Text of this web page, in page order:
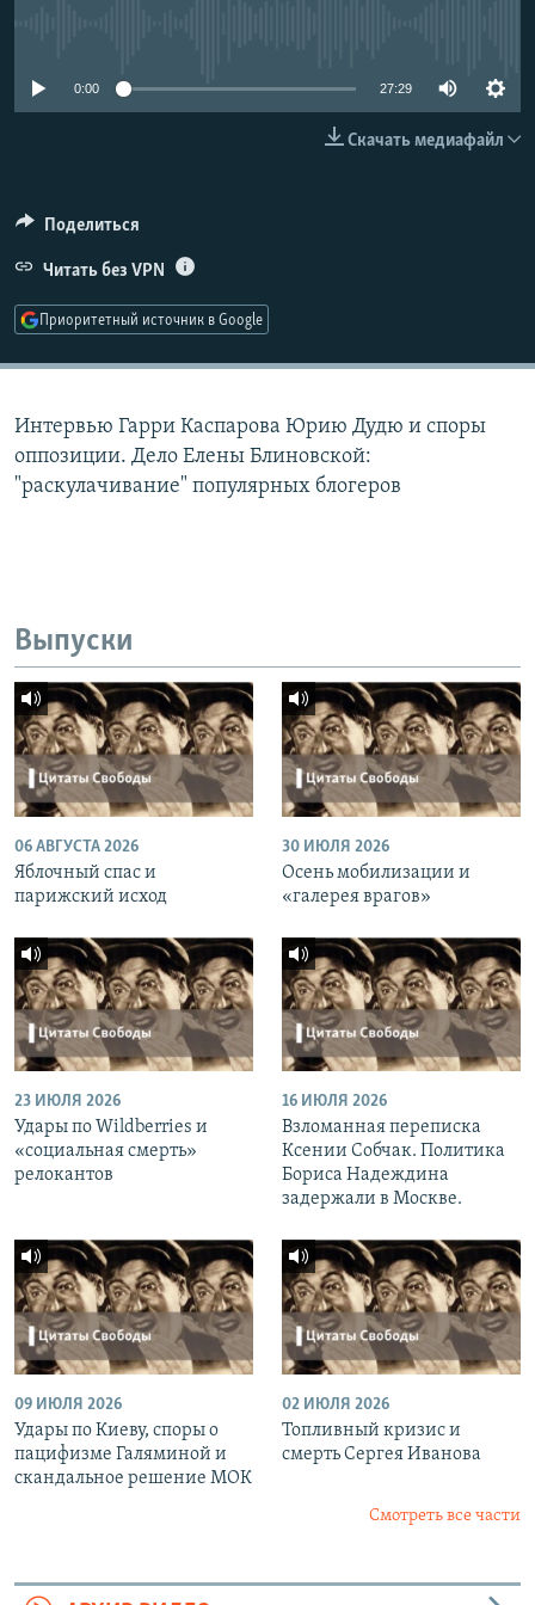
0:00 27:29
Скачать медиафайл
Поделиться
Читать без VPN
Приоритетный источник в Google
Интервью Гарри Каспарова Юрию Дудю и споры
оппозиции. Дело Елены Блиновской:
"раскулачивание" популярных блогеров
Выпуски
06 АВГУСТА 2026
Яблочный спас и
парижский исход
30 ИЮЛЯ 2026
Осень мобилизации и
«галерея врагов»
23 ИЮЛЯ 2026
Удары по Wildberries и
«социальная смерть»
релокантов
16 ИЮЛЯ 2026
Взломанная переписка
Ксении Собчак. Политика
Бориса Надеждина
задержали в Москве.
09 ИЮЛЯ 2026
Удары по Киеву, споры о
пацифизме Галяминой и
скандальное решение МОК
02 ИЮЛЯ 2026
Топливный кризис и
смерть Сергея Иванова
Смотреть все части